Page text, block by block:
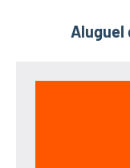
Aluguel